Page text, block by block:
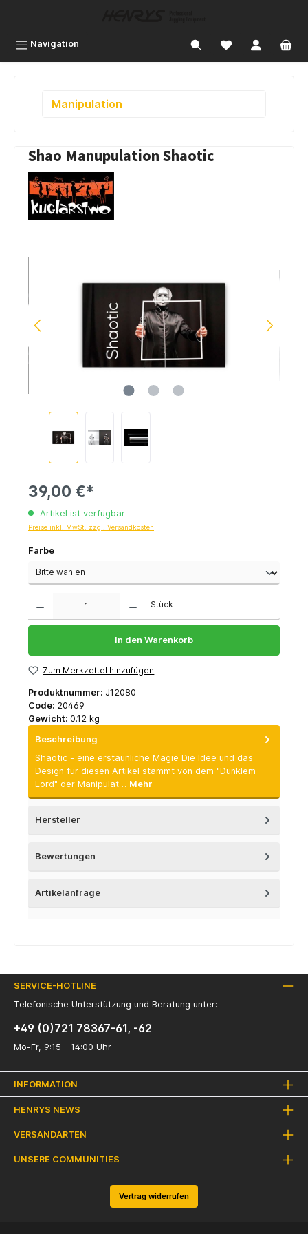
Navigation
Manipulation
Shao Manupulation Shaotic
39,00 €*
Artikel ist verfügbar
Preise inkl. MwSt. zzgl. Versandkosten
Farbe
Stück
In den Warenkorb
Zum Merkzettel hinzufügen
Produktnummer: J12080
Code: 20469
Gewicht: 0.12 kg
Beschreibung
Shaotic - eine erstaunliche Magie Die Idee und das
Design für diesen Artikel stammt von dem "Dunklem
Lord" der Manipulat… Mehr
Hersteller
Bewertungen
Artikelanfrage
SERVICE-HOTLINE
Telefonische Unterstützung und Beratung unter:
+49 (0)721 78367-61, -62
Mo-Fr, 9:15 - 14:00 Uhr
INFORMATION
HENRYS NEWS
VERSANDARTEN
UNSERE COMMUNITIES
Vertrag widerrufen